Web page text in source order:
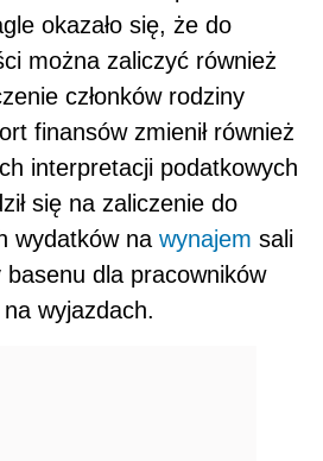
okazało się, że do
można zaliczyć również
członków rodziny
finansów zmienił również
interpretacji podatkowych
się na zaliczenie do
wydatków na wynajem sali
dla pracowników
wyjazdach.